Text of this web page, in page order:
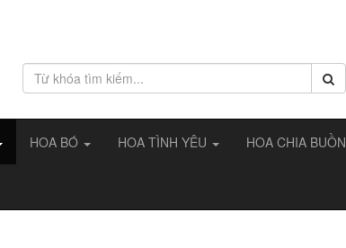
HOA BÓ HOA TÌNH YÊU HOA CHIA BUỒN